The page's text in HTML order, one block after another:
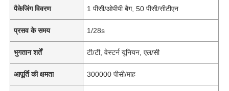
पैकेजिंग विवरण 1 पीसी/ओपीपी बैग, 50 पीसी/सीटीएन
प्रसव के समय 1/28s
भुगतान शर्तें टी/टी, वेस्टर्न यूनियन, एल/सी
आपूर्ति की क्षमता 300000 पीसी/माह